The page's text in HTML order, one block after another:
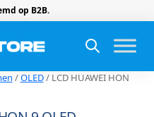
op B2B.
/OLED/ LCD HUAWEI HON